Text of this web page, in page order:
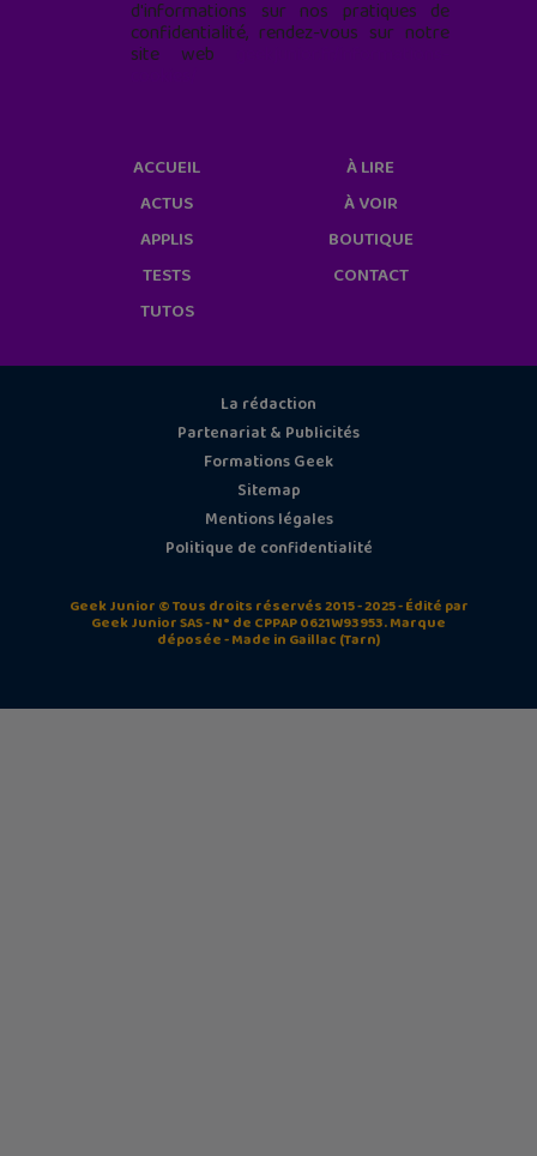
d'informations sur nos pratiques de
confidentialité, rendez-vous sur notre
site web
ACCUEIL
ACTUS
APPLIS
TESTS
TUTOS
À LIRE
À VOIR
BOUTIQUE
CONTACT
La rédaction
Partenariat & Publicités
Formations Geek
Sitemap
Mentions légales
Politique de confidentialité
Geek Junior © Tous droits réservés 2015 - 2025 - Édité par
Geek Junior SAS - N° de CPPAP 0621W93953. Marque
déposée - Made in Gaillac (Tarn)